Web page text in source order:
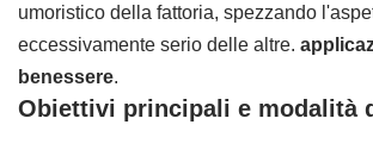
umoristico della fattoria, spezzando
eccessivamente serio delle altre.
benessere.
Obiettivi principali e modalità